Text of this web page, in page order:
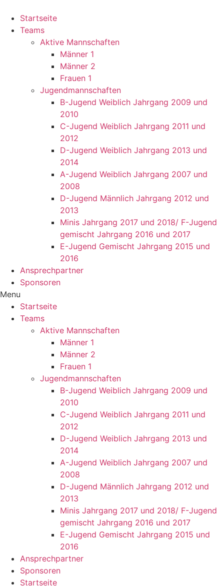
Startseite
Teams
Aktive Mannschaften
Männer 1
Männer 2
Frauen 1
Jugendmannschaften
B-Jugend Weiblich Jahrgang 2009 und
2010
C-Jugend Weiblich Jahrgang 2011 und
2012
D-Jugend Weiblich Jahrgang 2013 und
2014
A-Jugend Weiblich Jahrgang 2007 und
2008
D-Jugend Männlich Jahrgang 2012 und
2013
Minis Jahrgang 2017 und 2018/ F-Jugend
gemischt Jahrgang 2016 und 2017
E-Jugend Gemischt Jahrgang 2015 und
2016
Ansprechpartner
Sponsoren
Menu
Startseite
Teams
Aktive Mannschaften
Männer 1
Männer 2
Frauen 1
Jugendmannschaften
B-Jugend Weiblich Jahrgang 2009 und
2010
C-Jugend Weiblich Jahrgang 2011 und
2012
D-Jugend Weiblich Jahrgang 2013 und
2014
A-Jugend Weiblich Jahrgang 2007 und
2008
D-Jugend Männlich Jahrgang 2012 und
2013
Minis Jahrgang 2017 und 2018/ F-Jugend
gemischt Jahrgang 2016 und 2017
E-Jugend Gemischt Jahrgang 2015 und
2016
Ansprechpartner
Sponsoren
Startseite